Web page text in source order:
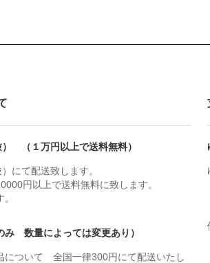
（１万円以上で送料無料）
にて配送致します。
円以上で送料無料に致します。
み 数量によっては変更あり）
について 全国一律300円にて配送いたし